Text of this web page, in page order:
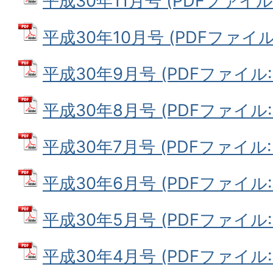
平成30年10月号 (PDFファイ
平成30年9月号 (PDFファイル
平成30年8月号 (PDFファイル:
平成30年7月号 (PDFファイル
平成30年6月号 (PDFファイ
平成30年5月号 (PDFファイ
平成30年4月号 (PDFファイル